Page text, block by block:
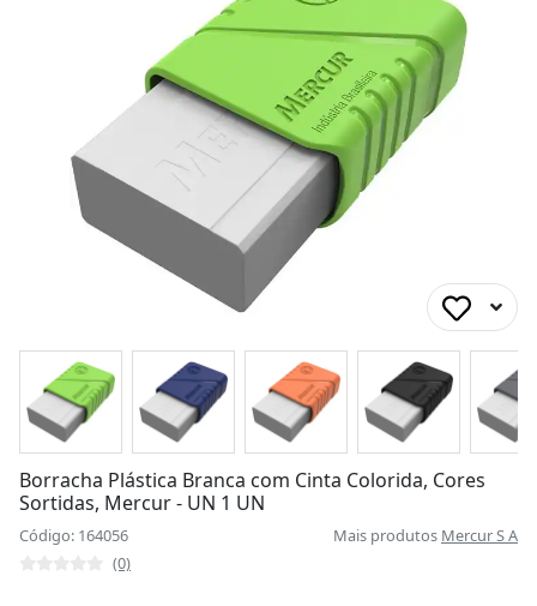
Borracha Plástica Branca com Cinta Colorida, Cores
Sortidas, Mercur - UN 1 UN
Código: 164056 Mais produtos Mercur S A
(0)